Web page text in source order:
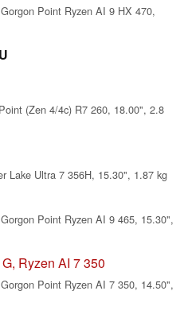
Point Ryzen AI 9 HX 470,
(Zen 4/4c) R7 260, 18.00", 2.8
Lake Ultra 7 356H, 15.30", 1.87 kg
Point Ryzen AI 9 465, 15.30",
Ryzen AI 7 350
Point Ryzen AI 7 350, 14.50",